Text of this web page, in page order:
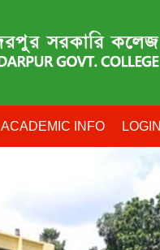
ACADEMIC INFO LOGIN